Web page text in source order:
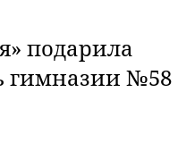
подарила
гимназии №58